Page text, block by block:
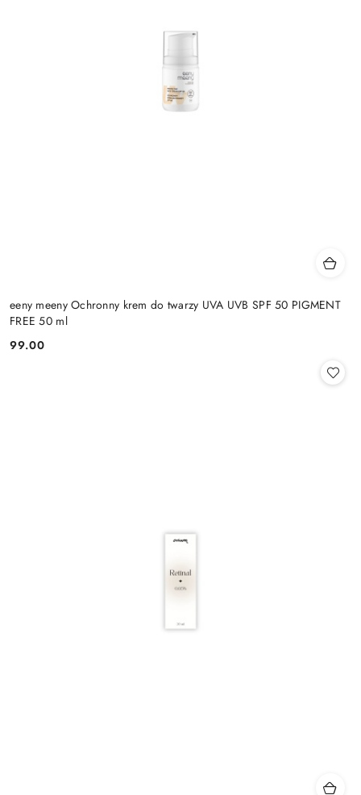
eeny meeny Ochronny krem do twarzy UVA UVB SPF 50 PIGMENT
FREE 50 ml
Cena:
99.00